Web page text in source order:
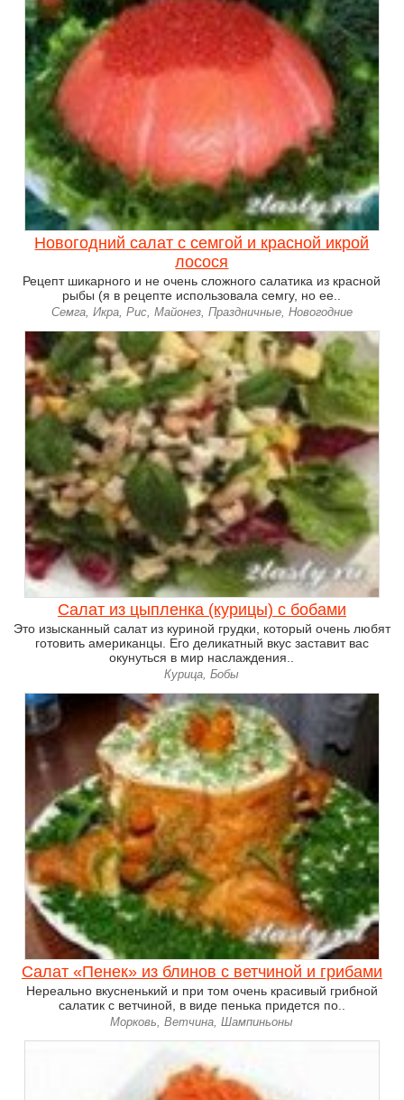
Новогодний салат с семгой и красной икрой
лосося
Рецепт шикарного и не очень сложного салатика из красной
рыбы (я в рецепте использовала семгу, но ее..
Семга, Икра, Рис, Майонез, Праздничные, Новогодние
Салат из цыпленка (курицы) с бобами
Это изысканный салат из куриной грудки, который очень любят
готовить американцы. Его деликатный вкус заставит вас
окунуться в мир наслаждения..
Курица, Бобы
Салат «Пенек» из блинов с ветчиной и грибами
Нереально вкусненький и при том очень красивый грибной
салатик с ветчиной, в виде пенька придется по..
Морковь, Ветчина, Шампиньоны